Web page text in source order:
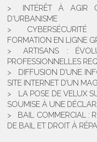
INTÉRÊT À AGIR
D'URBANISME
FORMATION EN LIGNE
ARTISANS :
PROFESSIONNELLES
DIFFUSION D’UNE
SITE INTERNET D’UN
LA POSE DE VELUX
SOUMISE À UNE
BAIL COMMERCIAL :
DE BAIL ET DROIT À